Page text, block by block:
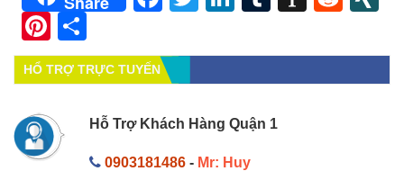
Pinterest
HỔ TRỢ TRỰC TUYẾN
Hỗ Trợ Khách Hàng Quận 1
0903181486- Mr: Huy